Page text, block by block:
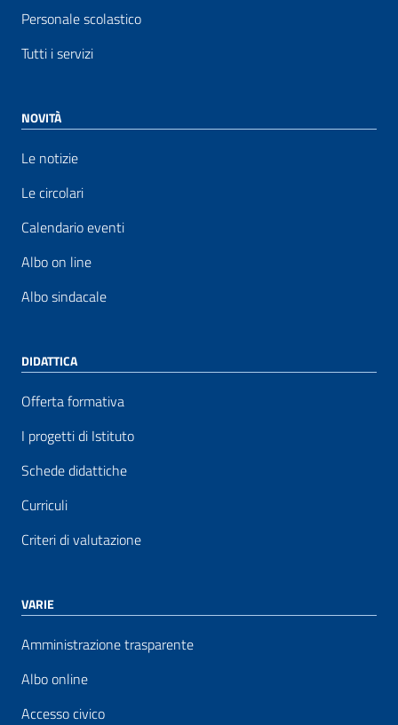
Personale scolastico
Tutti i servizi
NOVITÀ
Le notizie
Le circolari
Calendario eventi
Albo on line
Albo sindacale
DIDATTICA
Offerta formativa
I progetti di Istituto
Schede didattiche
Curriculi
Criteri di valutazione
VARIE
Amministrazione trasparente
Albo online
Accesso civico